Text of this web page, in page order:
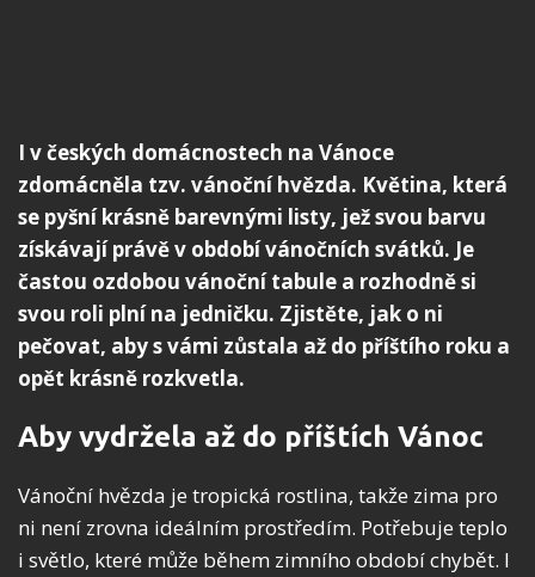
I v českých domácnostech na Vánoce
zdomácněla tzv. vánoční hvězda. Květina, která
se pyšní krásně barevnými listy, jež svou barvu
získávají právě v období vánočních svátků. Je
častou ozdobou vánoční tabule a rozhodně si
svou roli plní na jedničku. Zjistěte, jak o ni
pečovat, aby s vámi zůstala až do příštího roku a
opět krásně rozkvetla.
Aby vydržela až do příštích Vánoc
Vánoční hvězda je tropická rostlina, takže zima pro
ni není zrovna ideálním prostředím. Potřebuje teplo
i světlo, které může během zimního období chybět. I